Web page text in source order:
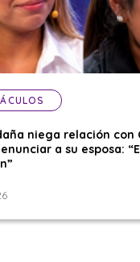
niega relación con
a su esposa: